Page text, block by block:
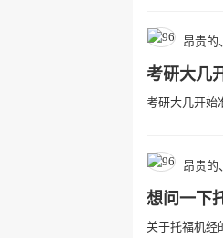
昂贵的
考研大几
考研大几开始
昂贵的
想问一下
关于托福机经